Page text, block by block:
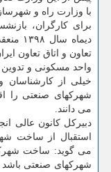
برای کارگران،
واحد مسکونی و تدوین
خیلی از
شهرکهای صنعتی را
می دانند.
دبیرکل کانون عالی
استقبال از ساخت
می گوید: ساخت
شهرکهای صنعتی باشد